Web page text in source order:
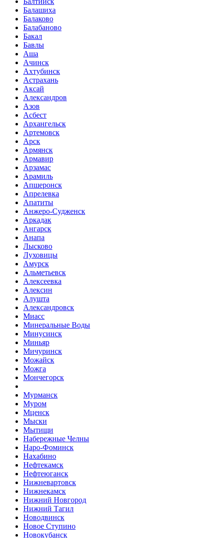
Балашиха
Балаково
Балабаново
Бакал
Бавлы
Аша
Ачинск
Ахтубинск
Астрахань
Аксай
Александров
Азов
Асбест
Архангельск
Артемовск
Арск
Армянск
Армавир
Арзамас
Арамиль
Апшеронск
Апрелевка
Апатиты
Анжеро-Судженск
Аркадак
Ангарск
Анапа
Лысково
Луховицы
Амурск
Альметьевск
Алексеевка
Алексин
Алушта
Александровск
Миасс
Минеральные Воды
Минусинск
Миньяр
Мичуринск
Можайск
Можга
Мончегорск
Мурманск
Муром
Мценск
Мыски
Мытищи
Набережные Челны
Наро-Фоминск
Нахабино
Нефтекамск
Нефтеюганск
Нижневартовск
Нижнекамск
Нижний Новгород
Нижний Тагил
Новодвинск
Новое Ступино
Новокубанск